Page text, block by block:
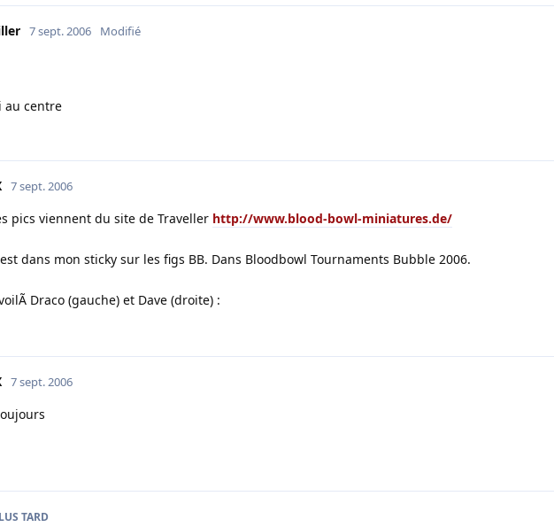
7 sept. 2006 Modifié
au centre
7 sept. 2006
pics viennent du site de Traveller http://www.blood-bowl-miniatures.de/
dans mon sticky sur les figs BB. Dans Bloodbowl Tournaments Bubble 2006.
Draco (gauche) et Dave (droite) :
7 sept. 2006
TARD